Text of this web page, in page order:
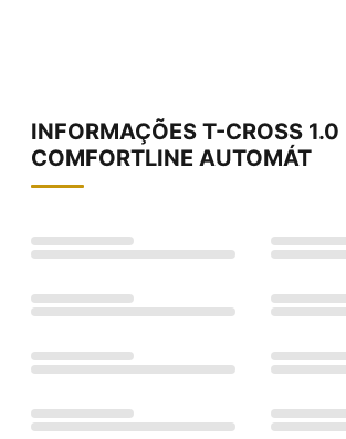
INFORMAÇÕES T-CROSS
COMFORTLINE AUTOMÁT